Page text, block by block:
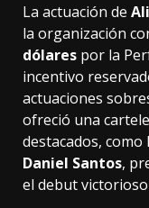
La actuación de
la organización
dólares por la
incentivo
actuaciones
ofreció una
destacados,
Daniel Santos,
el debut